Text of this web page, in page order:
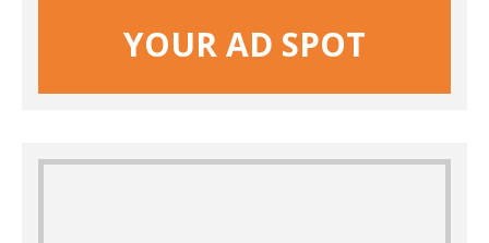
YOUR AD SPOT